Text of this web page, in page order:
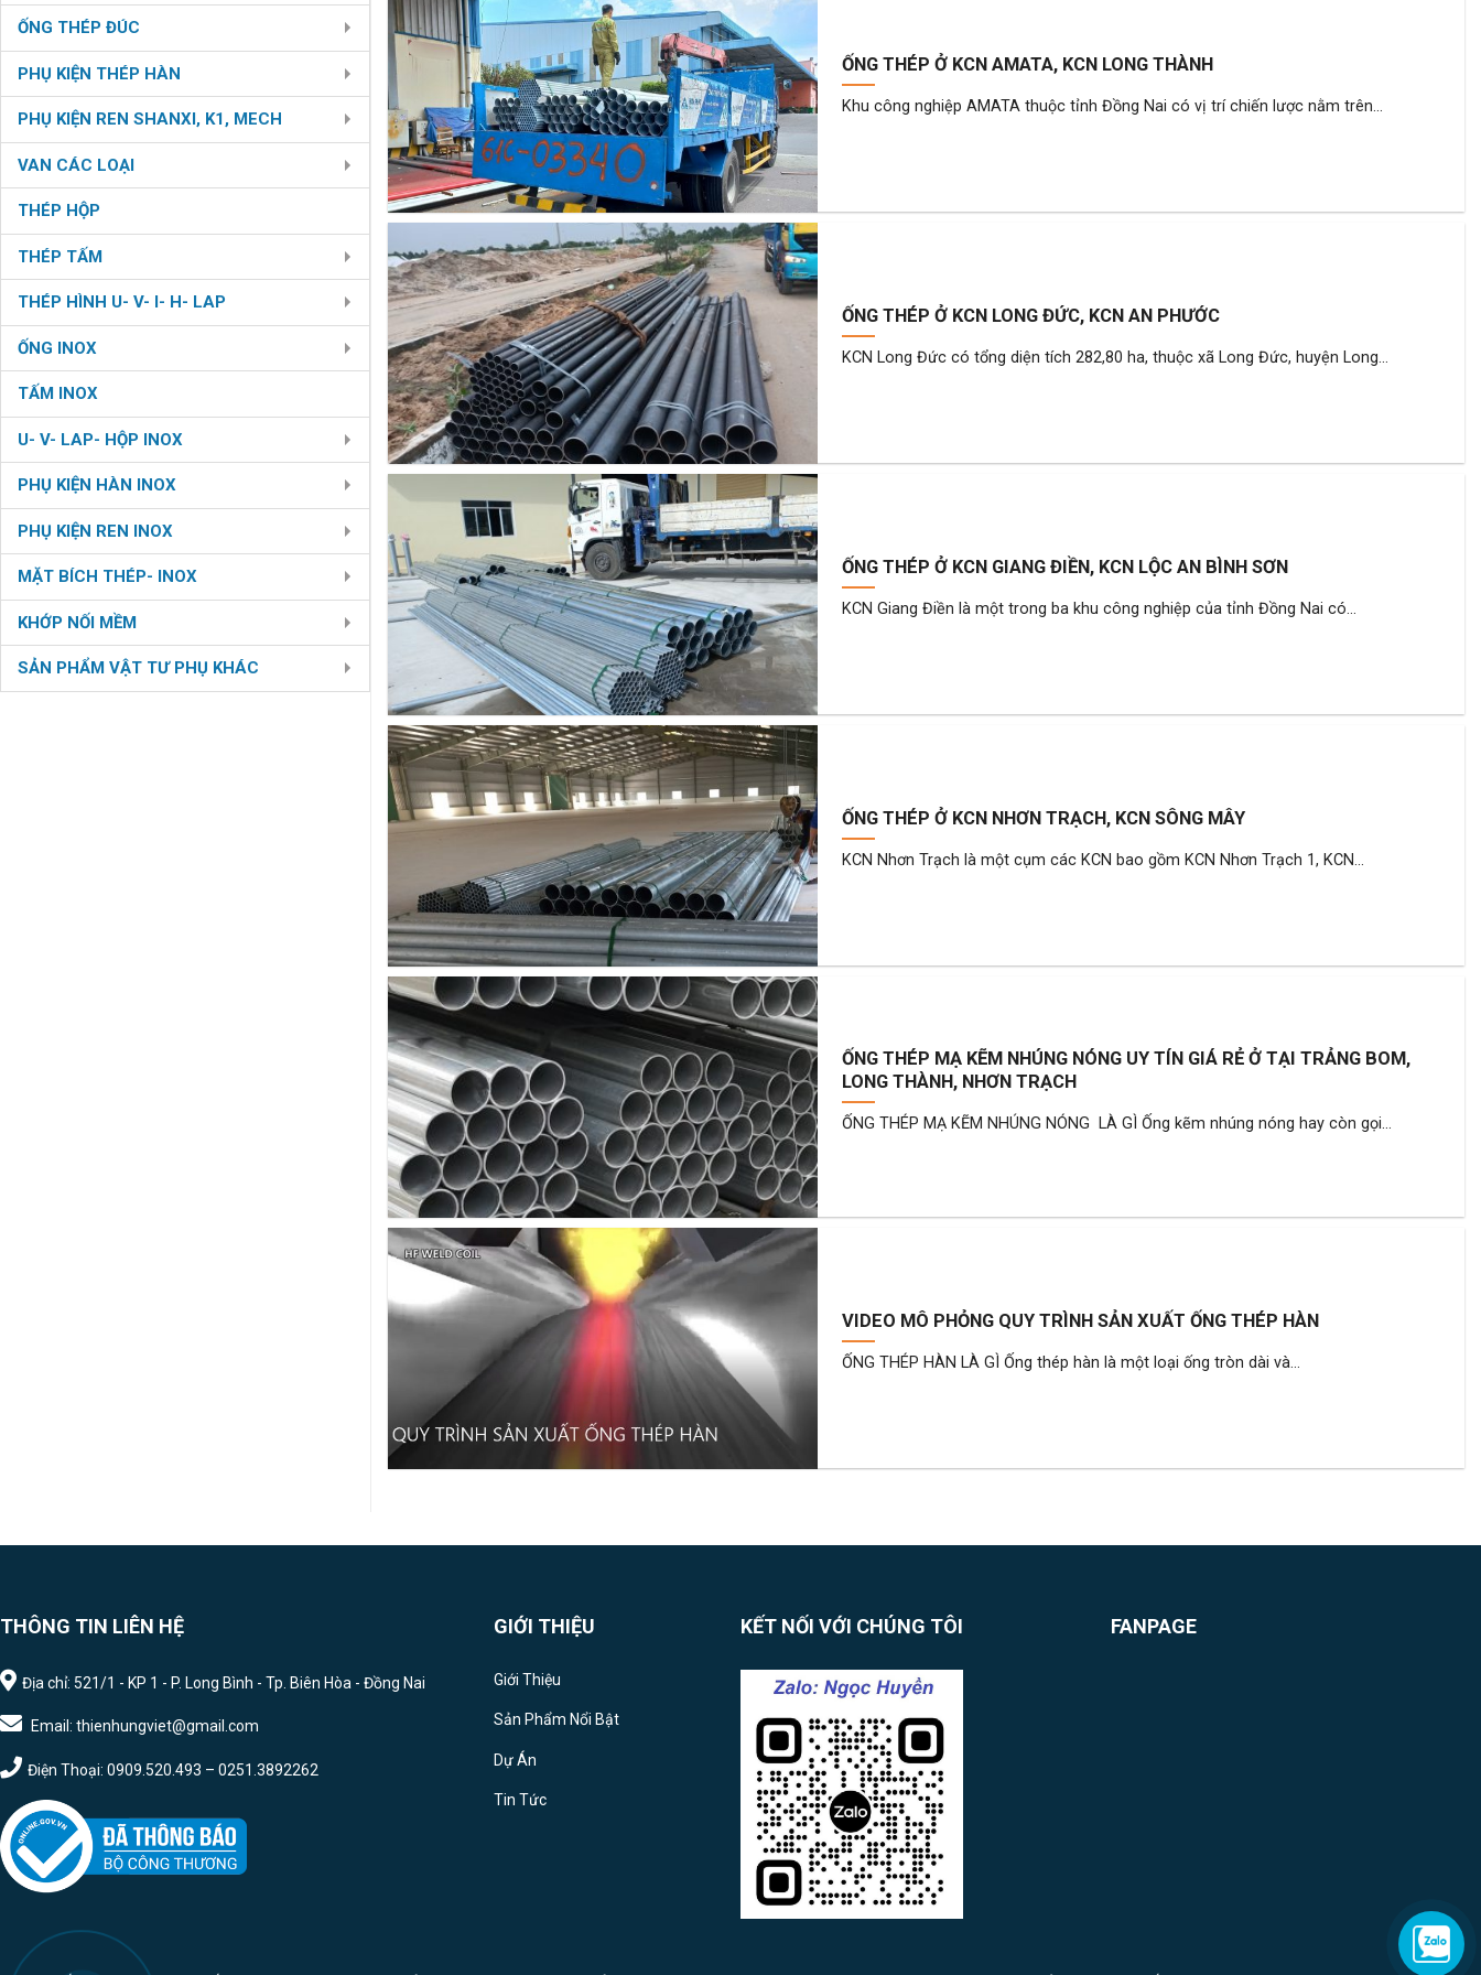
ỐNG THÉP ĐÚC
PHỤ KIỆN THÉP HÀN
PHỤ KIỆN REN SHANXI, K1, MECH
VAN CÁC LOẠI
THÉP HỘP
THÉP TẤM
THÉP HÌNH U- V- I- H- LAP
ỐNG INOX
TẤM INOX
U- V- LAP- HỘP INOX
PHỤ KIỆN HÀN INOX
PHỤ KIỆN REN INOX
MẶT BÍCH THÉP- INOX
KHỚP NỐI MỀM
SẢN PHẨM VẬT TƯ PHỤ KHÁC
ỐNG THÉP Ở KCN AMATA, KCN LONG THÀNH
Khu công nghiệp AMATA thuộc tỉnh Đồng Nai có vị trí chiến lược nằm trên...
ỐNG THÉP Ở KCN LONG ĐỨC, KCN AN PHƯỚC
KCN Long Đức có tổng diện tích 282,80 ha, thuộc xã Long Đức, huyện Long...
ỐNG THÉP Ở KCN GIANG ĐIỀN, KCN LỘC AN BÌNH SƠN
KCN Giang Điền là một trong ba khu công nghiệp của tỉnh Đồng Nai có...
ỐNG THÉP Ở KCN NHƠN TRẠCH, KCN SÔNG MÂY
KCN Nhơn Trạch là một cụm các KCN bao gồm KCN Nhơn Trạch 1, KCN...
ỐNG THÉP MẠ KẼM NHÚNG NÓNG UY TÍN GIÁ RẺ Ở TẠI TRẢNG BOM,
LONG THÀNH, NHƠN TRẠCH
ỐNG THÉP MẠ KẼM NHÚNG NÓNG LÀ GÌ Ống kẽm nhúng nóng hay còn gọi...
VIDEO MÔ PHỎNG QUY TRÌNH SẢN XUẤT ỐNG THÉP HÀN
ỐNG THÉP HÀN LÀ GÌ Ống thép hàn là một loại ống tròn dài và...
THÔNG TIN LIÊN HỆ
Địa chỉ: 521/1 - KP 1 - P. Long Bình - Tp. Biên Hòa - Đồng Nai
Email: thienhungviet@gmail.com
Điện Thoại: 0909.520.493 – 0251.3892262
GIỚI THIỆU
Giới Thiệu
Sản Phẩm Nổi Bật
Dự Án
Tin Tức
KẾT NỐI VỚI CHÚNG TÔI FANPAGE